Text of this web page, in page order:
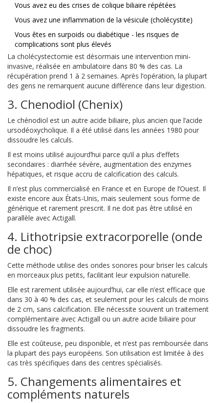
Vous avez eu des crises de colique biliaire répétées
Vous avez une inflammation de la vésicule (cholécystite)
Vous êtes en surpoids ou diabétique - les risques de
complications sont plus élevés
La cholécystectomie est désormais une intervention mini-
invasive, réalisée en ambulatoire dans 80 % des cas. La
récupération prend 1 à 2 semaines. Après l’opération, la plupart
des gens ne remarquent aucune différence dans leur digestion.
3. Chenodiol (Chenix)
Le chénodiol est un autre acide biliaire, plus ancien que l’acide
ursodéoxycholique. Il a été utilisé dans les années 1980 pour
dissoudre les calculs.
Il est moins utilisé aujourd’hui parce qu’il a plus d’effets
secondaires : diarrhée sévère, augmentation des enzymes
hépatiques, et risque accru de calcification des calculs.
Il n’est plus commercialisé en France et en Europe de l’Ouest. Il
existe encore aux États-Unis, mais seulement sous forme de
générique et rarement prescrit. Il ne doit pas être utilisé en
parallèle avec Actigall.
4. Lithotripsie extracorporelle (onde
de choc)
Cette méthode utilise des ondes sonores pour briser les calculs
en morceaux plus petits, facilitant leur expulsion naturelle.
Elle est rarement utilisée aujourd’hui, car elle n’est efficace que
dans 30 à 40 % des cas, et seulement pour les calculs de moins
de 2 cm, sans calcification. Elle nécessite souvent un traitement
complémentaire avec Actigall ou un autre acide biliaire pour
dissoudre les fragments.
Elle est coûteuse, peu disponible, et n’est pas remboursée dans
la plupart des pays européens. Son utilisation est limitée à des
cas très spécifiques dans des centres spécialisés.
5. Changements alimentaires et
compléments naturels